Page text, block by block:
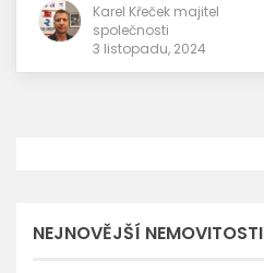
Karel Křeček majitel
společnosti
3 listopadu, 2024
NEJNOVĚJŠÍ NEMOVITOSTI